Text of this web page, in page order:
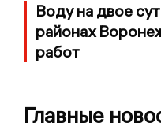
Воду на двое
районах
работ
Главные